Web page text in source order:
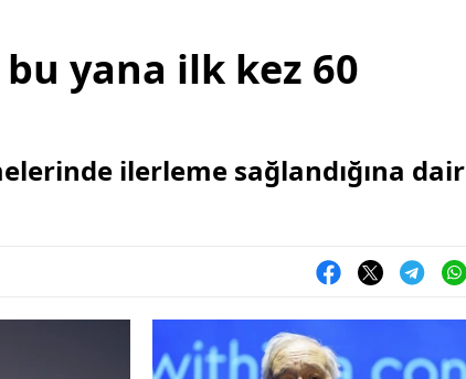
yana ilk kez 60
ilerleme sağlandığına dair